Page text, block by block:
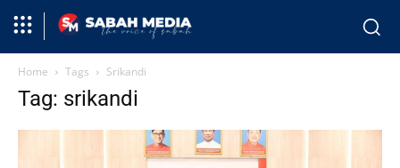
Home Tags Srikandi
Tag: srikandi